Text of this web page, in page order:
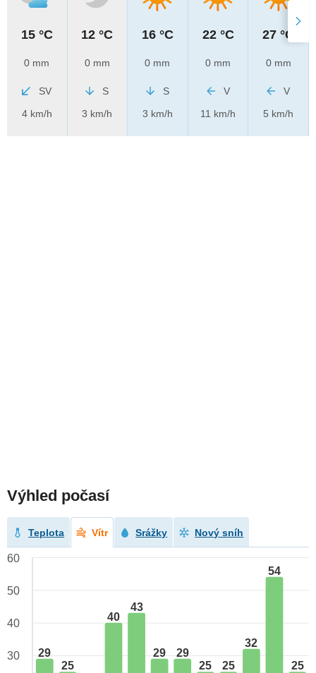
15 °C
0 mm
SV
4 km/h
12 °C
0 mm
S
3 km/h
16 °C
0 mm
S
3 km/h
22 °C
0 mm
V
11 km/h
27 °C
0 mm
V
5 km/h
Výhled počasí
Teplota Vítr Srážky Nový sníh
29
25
40
43
29
29
25
25
32
54
25
60
50
40
30